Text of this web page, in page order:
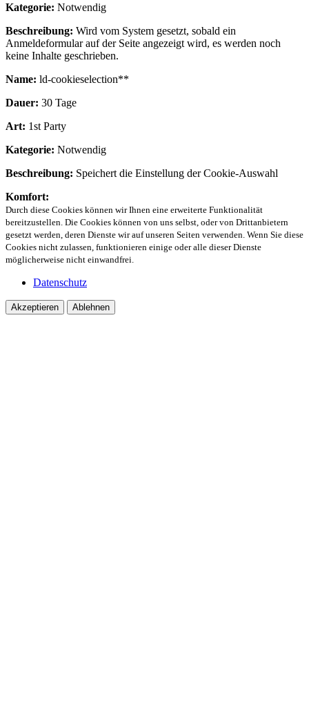
Kategorie: Notwendig
Beschreibung: Wird vom System gesetzt, sobald ein
Anmeldeformular auf der Seite angezeigt wird, es werden noch
keine Inhalte geschrieben.
Name: ld-cookieselection**
Dauer: 30 Tage
Art: 1st Party
Kategorie: Notwendig
Beschreibung: Speichert die Einstellung der Cookie-Auswahl
Komfort:
Durch diese Cookies können wir Ihnen eine erweiterte Funktionalität
bereitzustellen. Die Cookies können von uns selbst, oder von Drittanbietern
gesetzt werden, deren Dienste wir auf unseren Seiten verwenden. Wenn Sie diese
Cookies nicht zulassen, funktionieren einige oder alle dieser Dienste
möglicherweise nicht einwandfrei.
Datenschutz
Akzeptieren Ablehnen